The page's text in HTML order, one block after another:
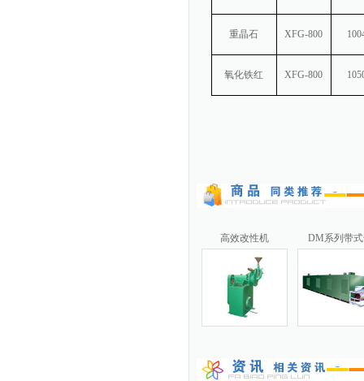
重晶石 XFG-800
氧化铁红 XFG-800
高效改性机 DM系列带